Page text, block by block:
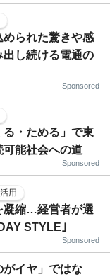
められた驚きや感
し続ける電通の
Sponsored
・ためる」で東
能社会への道
Sponsored
用
凝縮…経営者が選
STYLE｣
Sponsored
がイヤ」ではな